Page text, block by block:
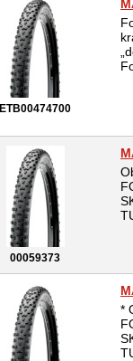
ETB00474700
00059373
*